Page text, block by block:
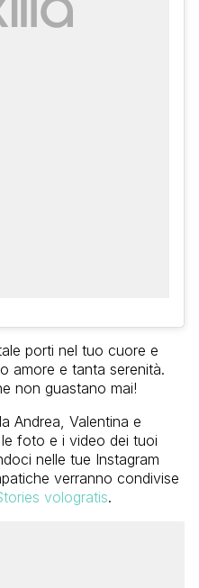
porti nel tuo cuore e
amore e tanta serenità.
non guastano mai!
Andrea, Valentina e
foto e i video dei tuoi
nelle tue Instagram
verranno condivise
vologratis.